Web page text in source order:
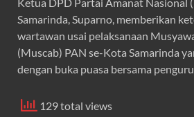
Samarinda, Suparno, memberikan
wartawan usai pelaksanaan
(Muscab) PAN se-Kota Samarinda
dengan buka puasa bersama
129 total views